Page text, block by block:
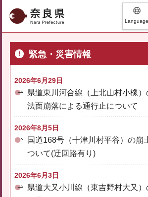
奈良県 Language
緊急・災害情報
2026年6月29日
県道東川河合線（上北山村小橡
法面崩落による通行止について
2026年8月5日
国道168号（十津川村平谷）の崩
ついて(迂回路有り)
2026年6月3日
県道大又小川線（東吉野村大又）